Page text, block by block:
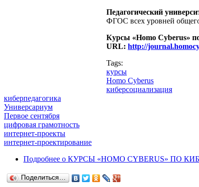
Педагогический
ФГОС всех уровней общего
Курсы «Homo Cyberus»
URL: http://
Tags:
курсы
Homo Cyberus
киберсоциализация
киберпедагогика
Универсариум
Первое сентября
цифровая грамотность
интернет-проекты
интернет-проектирование
Подробнее о КУРСЫ «HOMO CYBERUS» ПО
Поделиться…